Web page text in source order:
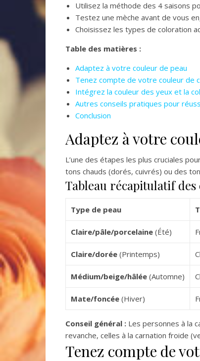
Utilisez la méthode des 4 saisons
Testez une mèche avant de vous
Choisissez les types de coloration
Table des matières :
Adaptez à votre couleur de peau
Tenez compte de votre couleur de
Intégrez la couleur des yeux et la
Autres conseils pratiques pour
Conclusion
Adaptez à votre
L’une des étapes les plus cruciales
tons chauds (dorés, cuivrés) ou des
Tableau récapitulatif
Type de peau
Claire/pâle/porcelaine (Été)
Claire/dorée (Printemps)
Médium/beige/hâlée (Automne)
Mate/foncée (Hiver)
Conseil général : Les personnes à la
revanche, celles à la carnation froide
Tenez compte de